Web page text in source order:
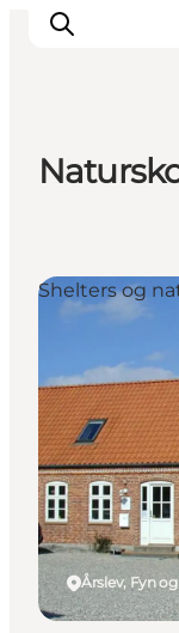
Årslev, Fyn
Shelters og